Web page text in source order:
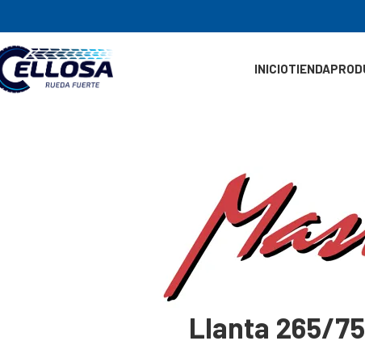
INICIOTIENDA
Llanta 265/